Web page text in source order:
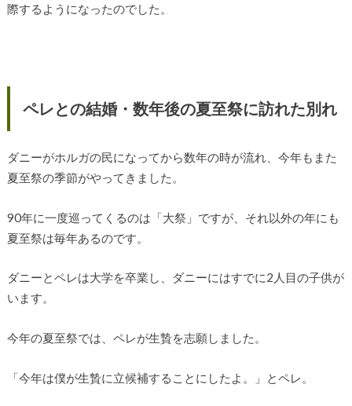
際するようになったのでした。
ペレとの結婚・数年後の夏至祭に訪れた別れ
ダニーがホルガの民になってから数年の時が流れ、今年もまた
夏至祭の季節がやってきました。
90年に一度巡ってくるのは「大祭」ですが、それ以外の年にも
夏至祭は毎年あるのです。
ダニーとペレは大学を卒業し、ダニーにはすでに2人目の子供が
います。
今年の夏至祭では、ペレが生贄を志願しました。
「今年は僕が生贄に立候補することにしたよ。」とペレ。